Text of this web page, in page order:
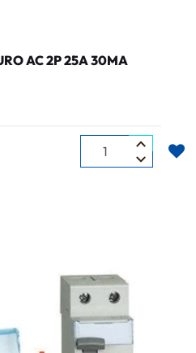
AC 2P 25A 30MA